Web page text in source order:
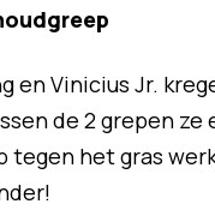
en Vinicius Jr.
de 2 grepen ze
tegen het gras